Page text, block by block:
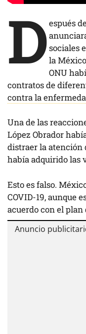
Después
sociales
la
ONU
contratos de
contra la
Una de las
López Obrador
distraer la atención
había adquirido las
Esto es falso.
COVID-19, aunque
acuerdo con el